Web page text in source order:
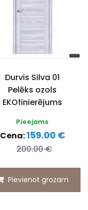
Durvis Silva 01
Pelēks ozols
EKOfinierējums
Pieejams
Cena:159.00 €
200.00 €
Pievienot grozam